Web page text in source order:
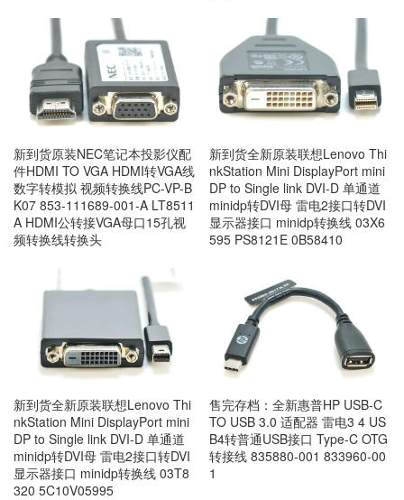
新到货原装NEC笔记本投影仪配
件HDMI TO VGA HDMI转VGA线
数字转模拟 视频转换线PC-VP-B
K07 853-111689-001-A LT8511
A HDMI公转接VGA母口15孔视
频转换线转换头
新到货全新原装联想Lenovo Thi
nkStation Mini DisplayPort mini
DP to Single link DVI-D 单通道
minidp转DVI母 雷电2接口转DVI
显示器接口 minidp转换线 03X6
595 PS8121E 0B58410
新到货全新原装联想Lenovo Thi
nkStation Mini DisplayPort mini
DP to Single link DVI-D 单通道
minidp转DVI母 雷电2接口转DVI
显示器接口 minidp转换线 03T8
320 5C10V05995
售完存档：全新惠普HP USB-C
TO USB 3.0 适配器 雷电3 4 US
B4转普通USB接口 Type-C OTG
转接线 835880-001 833960-00
1